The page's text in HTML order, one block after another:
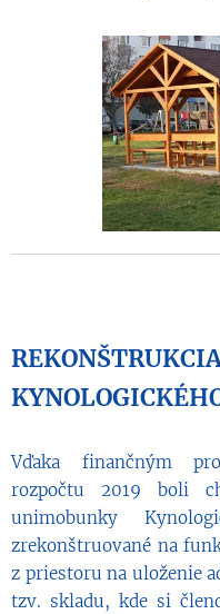
Vďaka finančným
rozpočtu 2019 boli
unimobunky
zrekonštruované na
z priestoru na uloženie
tzv. skladu, kde si